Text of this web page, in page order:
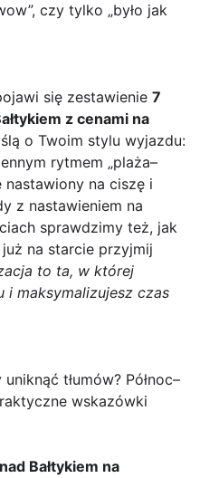
czy tylko „było jak
się zestawienie 7
z cenami na
o Twoim stylu wyjazdu:
rytmem „plaża–
nastawiony na ciszę i
z nastawieniem na
sprawdzimy też, jak
na starcie przyjmij
to ta, w której
i maksymalizujesz czas
tłumów? Północ–
wskazówki
Bałtykiem na